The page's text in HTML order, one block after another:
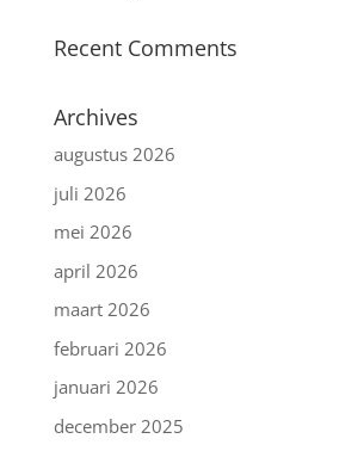
Recent Comments
Archives
augustus 2026
juli 2026
mei 2026
april 2026
maart 2026
februari 2026
januari 2026
december 2025